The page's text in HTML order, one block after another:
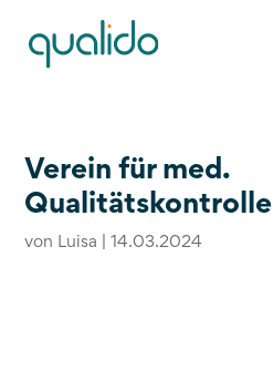
Verein für med.
Qualitätskontrolle
von Luisa |14.03.2024